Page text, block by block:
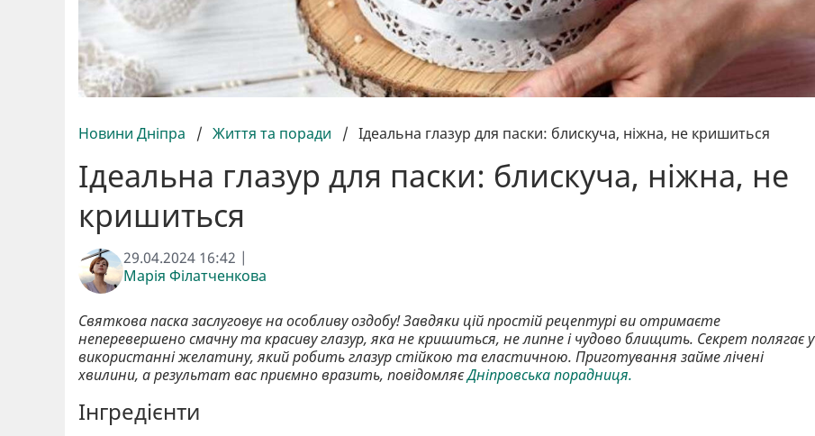
Новини Дніпра / Життя та поради / Ідеальна глазур для паски: блискуча, ніжна, не кришиться
Ідеальна глазур для паски: блискуча, ніжна, не
кришиться
29.04.2024 16:42 |
Марія Філатченкова
Святкова паска заслуговує на особливу оздобу! Завдяки цій простій рецептурі ви отримаєте
неперевершено смачну та красиву глазур, яка не кришиться, не липне і чудово блищить. Секрет полягає у
використанні желатину, який робить глазур стійкою та еластичною. Приготування займе лічені
хвилини, а результат вас приємно вразить, повідомляєДніпровська порадниця.
Інгредієнти